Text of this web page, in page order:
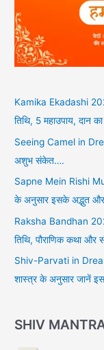
Kamika Ekadashi
तिथि, 5 महाउपाय, दान
Seeing Camel in
अशुभ संकेत….
Sapne Mein Rishi
के अनुसार इसके अद्भुत
Raksha Bandhan
तिथि, पौराणिक कथा और
Shiv-Parvati in
शास्त्र के अनुसार जानें
SHIV